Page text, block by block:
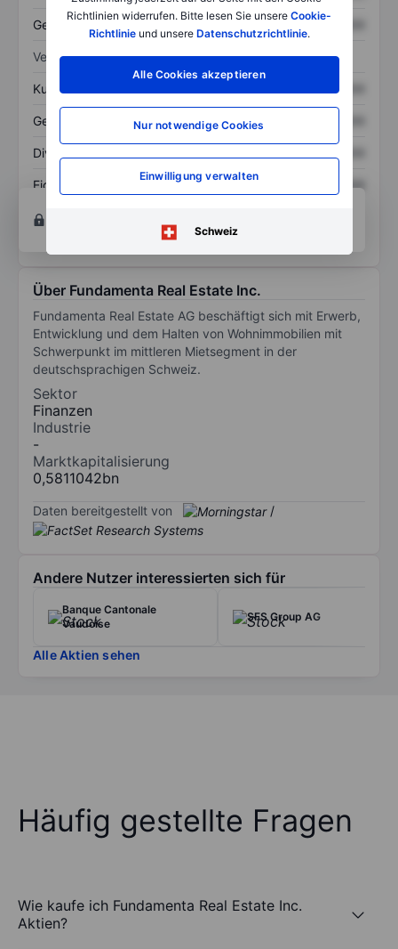
Richtlinien widerrufen. Bitte lesen Sie unsere Cookie-
Richtlinieund unsere Datenschutzrichtlinie.
Alle Cookies akzeptieren
Nur notwendige Cookies
Einwilligung verwalten
Schweiz
Gesamtschulden XXXXXXX XXXXXXX
Verhältnisse
Kurs/Umsatz XXXXXXX
Gewinn je Aktie XXXXXXX
Dividende je Aktie
Eigenkapitalrendite XXXXXXX
XXXXXXX
und Analyse-Tools zu erhalten.
Über Fundamenta Real Estate Inc.
Fundamenta Real Estate AG beschäftigt sich mit Erwerb,
Entwicklung und dem Halten von Wohnimmobilien mit
Schwerpunkt im mittleren Mietsegment in der
deutschsprachigen Schweiz.
Sektor
Finanzen
Industrie
-
Marktkapitalisierung
0,5811042bn
Daten bereitgestellt von /
Andere Nutzer interessierten sich für
Banque Cantonale
Vaudoise
SFS Group AG
Alle Aktien sehen
Häufig gestellte Fragen
Wie kaufe ich Fundamenta Real Estate Inc.
Aktien?